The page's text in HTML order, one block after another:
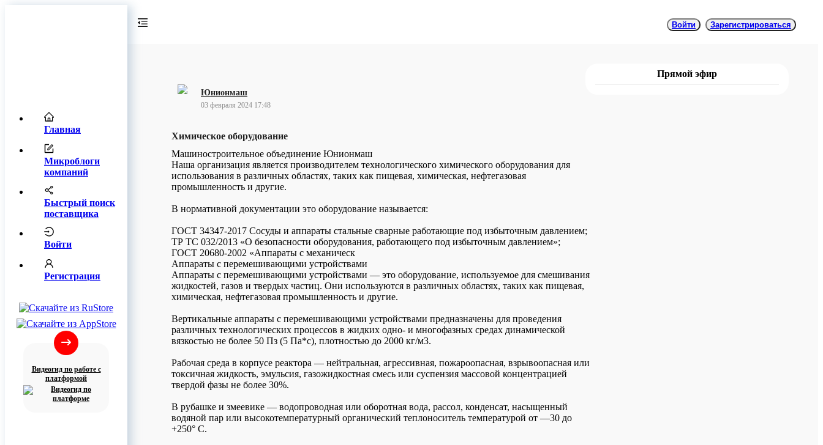
Главная
Микроблоги
компаний
Быстрый поиск
поставщика
Войти
Регистрация
Видеогид по работе с
платформой
Войти Зарегистрироваться
Юнионмаш
03 февраля 2024 17:48
Химическое оборудование
Машиностроительное объединение Юнионмаш
Наша организация является производителем технологического химического оборудования для
использования в различных областях, таких как пищевая, химическая, нефтегазовая
промышленность и другие.
В нормативной документации это оборудование называется:
ГОСТ 34347-2017 Сосуды и аппараты стальные сварные работающие под избыточным давлением;
ТР ТС 032/2013 «О безопасности оборудования, работающего под избыточным давлением»;
ГОСТ 20680-2002 «Аппараты с механическ
Аппараты с перемешивающими устройствами
Аппараты с перемешивающими устройствами — это оборудование, используемое для смешивания
жидкостей, газов и твердых частиц. Они используются в различных областях, таких как пищевая,
химическая, нефтегазовая промышленность и другие.
Вертикальные аппараты с перемешивающими устройствами предназначены для проведения
различных технологических процессов в жидких одно- и многофазных средах динамической
вязкостью не более 50 Пз (5 Па*с), плотностью до 2000 кг/м3.
Рабочая среда в корпусе реактора — нейтральная, агрессивная, пожароопасная, взрывоопасная или
токсичная жидкость, эмульсия, газожидкостная смесь или суспензия массовой концентрацией
твердой фазы не более 30%.
В рубашке и змеевике — водопроводная или оборотная вода, рассол, конденсат, насыщенный
водяной пар или высокотемпературный органический теплоноситель температурой от —30 до
+250° С.
Прямой эфир